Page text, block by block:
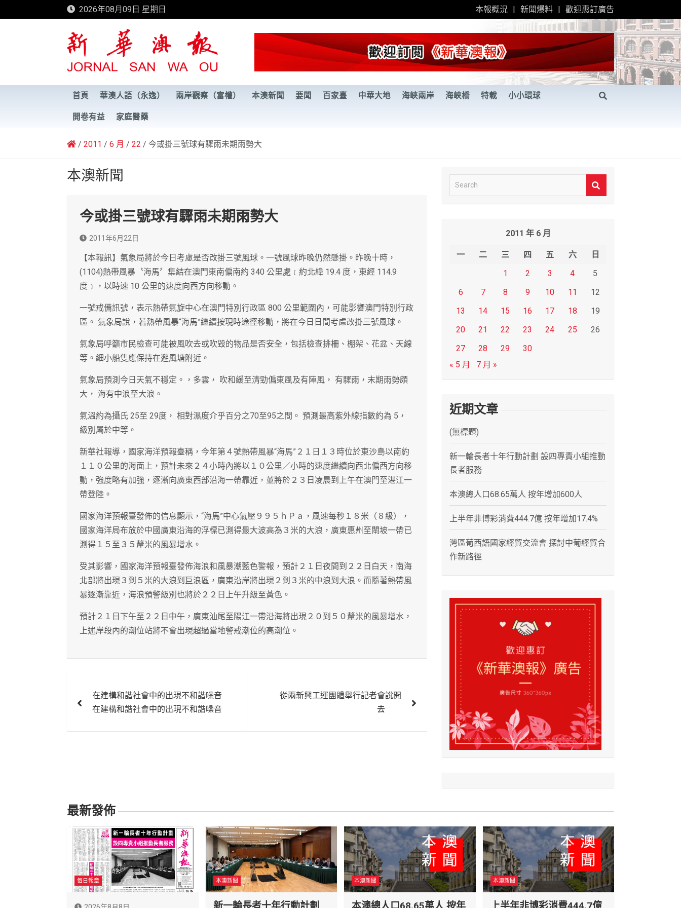
to
2026年08月09日 星期日 本報概況 新聞爆料 歡迎惠訂廣告
新華澳報
首頁 華澳人語（永逸） 兩岸觀察（富權） 本澳新聞 要聞 百家臺 中華大地 海峽兩岸 海峽橋 特載 小小環球
開卷有益 家庭醫藥
2011 6 月 22 今或掛三號球有驟雨未期雨勢大
本澳新聞
今或掛三號球有驟雨未期雨勢大
2011年6月22日
【本報訊】氣象局將於今日考慮是否改掛三號風球。一號風球昨晚仍然懸掛。昨晚十時，
(1104)熱帶風暴〝海馬〞集結在澳門東南偏南約 340 公里處﹝約北緯 19.4 度，東經 114.9
度﹞，以時速 10 公里的速度向西方向移動。
一號戒備訊號，表示熱帶氣旋中心在澳門特別行政區 800 公里範圍內，可能影響澳門特別行政
區。 氣象局說，若熱帶風暴“海馬”繼續按現時途徑移動，將在今日日間考慮改掛三號風球。
氣象局呼籲市民檢查可能被風吹去或吹毀的物品是否安全，包括檢查排柵、棚架、花盆、天線
等。細小船隻應保持在避風塘附近。
氣象局預測今日天氣不穩定。，多雲， 吹和緩至清勁偏東風及有陣風， 有驟雨，末期雨勢頗
大， 海有中浪至大浪。
氣溫約為攝氏 25至 29度， 相對濕度介乎百分之70至95之間。 預測最高紫外線指數約為 5，
級別屬於中等。
新華社報導，國家海洋預報臺稱，今年第４號熱帶風暴“海馬”２１日１３時位於東沙島以南約
１１０公里的海面上，預計未來２４小時內將以１０公里／小時的速度繼續向西北偏西方向移
動，強度略有加強，逐漸向廣東西部沿海一帶靠近，並將於２３日凌晨到上午在澳門至湛江一
帶登陸。
國家海洋預報臺發佈的信息顯示，“海馬”中心氣壓９９５ｈＰａ，風速每秒１８米（８級），
國家海洋局布放於中國廣東沿海的浮標已測得最大波高為３米的大浪，廣東惠州至閘坡一帶已
測得１５至３５釐米的風暴增水。
受其影響，國家海洋預報臺發佈海浪和風暴潮藍色警報，預計２１日夜間到２２日白天，南海
北部將出現３到５米的大浪到巨浪區，廣東沿岸將出現２到３米的中浪到大浪。而隨著熱帶風
暴逐漸靠近，海浪預警級別也將於２２日上午升級至黃色。
預計２１日下午至２２日中午，廣東汕尾至陽江一帶沿海將出現２０到５０釐米的風暴增水，
上述岸段內的潮位站將不會出現超過當地警戒潮位的高潮位。
章
在建構和諧社會中的出現不和諧噪音
在建構和諧社會中的出現不和諧噪音
從兩新興工運團體舉行記者會說開
去
e
2011 年 6 月
一 二 三 四 五 六
日
1
2 3 4
5
6
7 8 9 10 11
12
13
14 15 16 17 18
19
20
21 22 23 24 25
26
27
28 29
30
« 5 月
7 月 »
近期文章
(無標題)
新一輪長者十年行動計劃 設四專責小組推動
長者服務
本澳總人口68.65萬人 按年增加600人
上半年非博彩消費444.7億 按年增加17.4%
灣區葡西語國家經貿交流會 探討中葡經貿合
作新路徑
最新發佈
每日報章 本澳新聞 本澳新聞 本澳新聞